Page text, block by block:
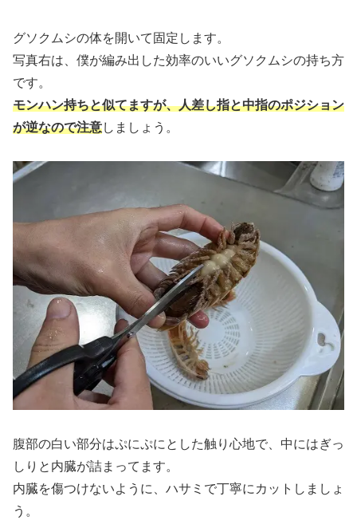
グソクムシの体を開いて固定します。
写真右は、僕が編み出した効率のいいグソクムシの持ち方
です。
モンハン持ちと似てますが、人差し指と中指のポジション
が逆なので注意しましょう。
腹部の白い部分はぷにぷにとした触り心地で、中にはぎっ
しりと内臓が詰まってます。
内臓を傷つけないように、ハサミで丁寧にカットしましょ
う。